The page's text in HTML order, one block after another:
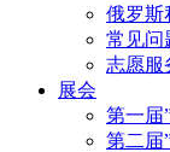
俄罗斯
常见问
志愿服
展会
第一届
第二届